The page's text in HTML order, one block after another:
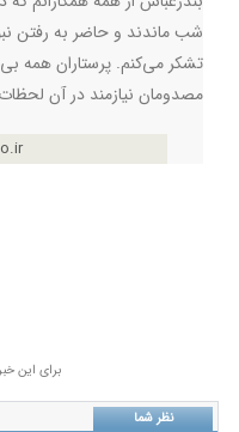
شب ماندند و حاضر به رفتن
تشکر می‌کنم. پرستاران همه
مصدومان نیازمند در آن
برای این
نظر شما